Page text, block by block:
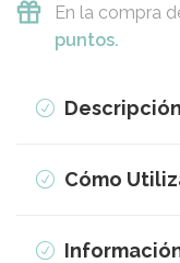
En la compra
puntos.
Descripción
Cómo